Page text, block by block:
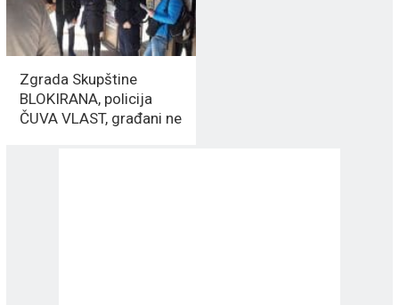
Zgrada Skupštine
BLOKIRANA, policija
ČUVA VLAST, građani ne